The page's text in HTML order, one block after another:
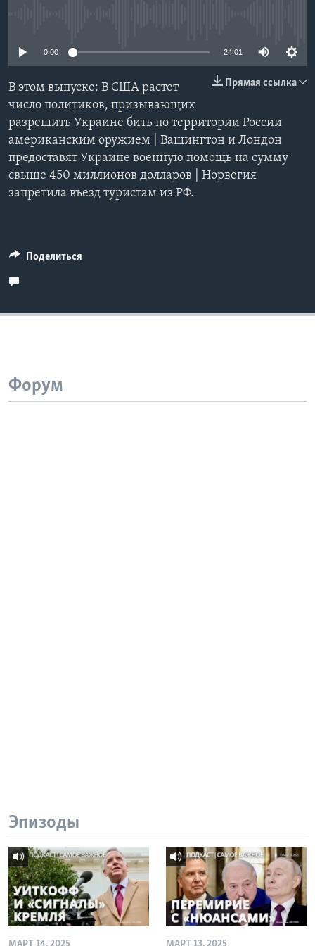
Языки
0:00 24:01
Прямая ссылка
В этом выпуске: В США растет
число политиков, призывающих
разрешить Украине бить по территории России
американским оружием | Вашингтон и Лондон
предоставят Украине военную помощь на сумму
свыше 450 миллионов долларов | Норвегия
запретила въезд туристам из РФ.
Поделиться
Форум
Эпизоды